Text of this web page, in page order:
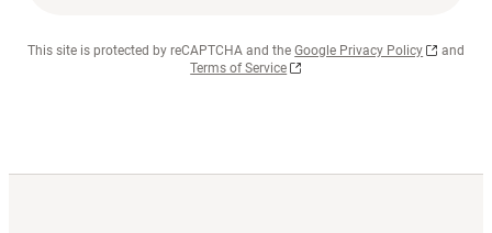
This site is protected by reCAPTCHA and the Google Privacy Policy
and
Terms of Service